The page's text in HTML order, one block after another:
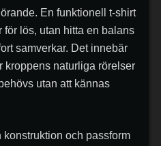
En funktionell t-shirt
för lös, utan hitta en balans
samverkar. Det innebär
kroppens naturliga rörelser
utan att kännas
och passform